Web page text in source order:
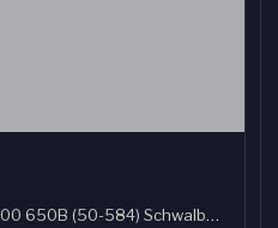
Покришка 27.5x2.00 650B (50-584) Schwalbe ENERGIZER PLUS Perf G-Guard TwinSkin B/B + RT HS492 Addix E, 67EPI 32B